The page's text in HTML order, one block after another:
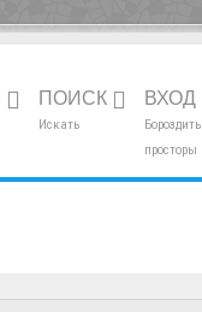
ПОИСК
Искать
ВХОД
Бороздить
просторы